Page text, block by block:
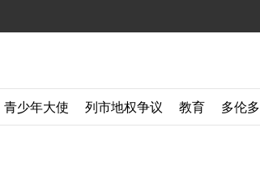
青少年大使 列市地权争议 教育 多伦多